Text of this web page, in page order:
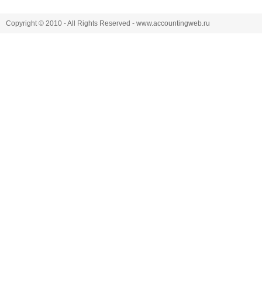
Copyright © 2010 - All Rights Reserved - www.accountingweb.ru